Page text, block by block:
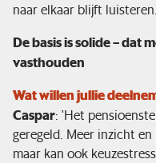
naar elkaar blijft
De basis is solide – dat
vasthouden
Wat willen jullie
Caspar: 'Het
geregeld. Meer inzicht
maar kan ook